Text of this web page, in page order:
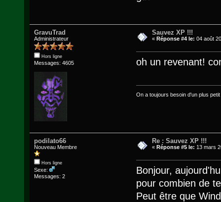
GravuTrad
Administrateur
Hors ligne
Messages: 4605
Sauvez XP !!!
« Réponse #4 le: 04 août
oh un revenant!
On a toujours besoin d'un plus
podilato66
Nouveau Membre
Hors ligne
Sexe:
Messages: 2
Re : Sauvez XP !!!
« Réponse #5 le: 13 mars
Bonjour,
pour combien de
Peut être que